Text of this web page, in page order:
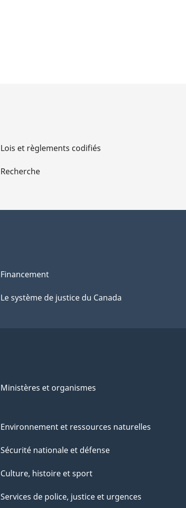
Lois et règlements codifiés
Recherche
Financement
Le système de justice du Canada
Ministères et organismes
Environnement et ressources naturelles
Sécurité nationale et défense
Culture, histoire et sport
Services de police, justice et urgences